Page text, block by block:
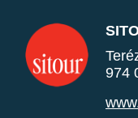
974